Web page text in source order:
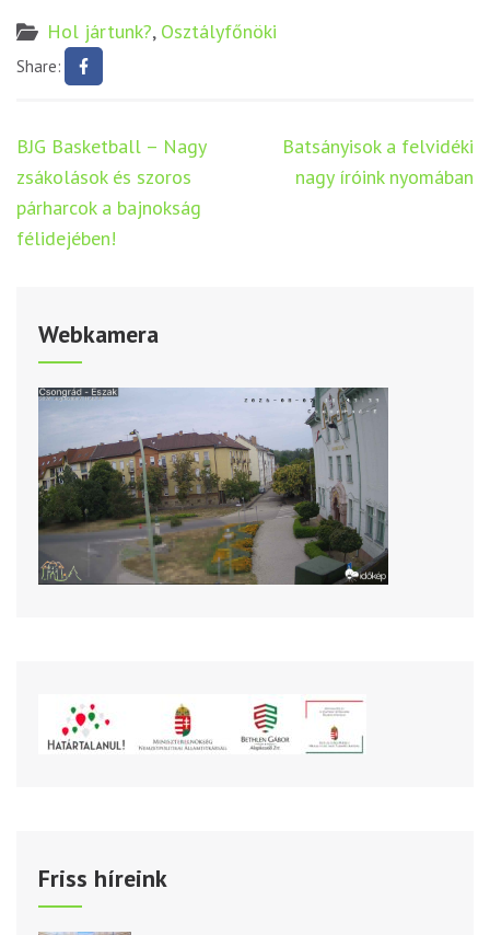
Hol jártunk?, Osztályfőnöki
Share:
Bejegyzés
navigáció
BJG Basketball – Nagy
zsákolások és szoros
párharcok a bajnokság
félidejében!
Batsányisok a felvidéki
nagy íróink nyomában
Webkamera
Friss híreink